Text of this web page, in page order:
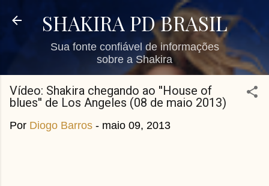
Pular para o conteúdo principal
SHAKIRA PD BRASIL
Sua fonte confiável de informações
sobre a Shakira
Vídeo: Shakira chegando ao ''House of
blues'' de Los Angeles (08 de maio 2013)
Por Diogo Barros - maio 09, 2013